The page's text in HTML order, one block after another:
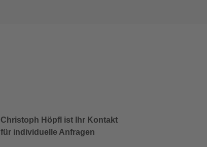
Christoph Höpfl ist Ihr Kontakt
für individuelle Anfragen